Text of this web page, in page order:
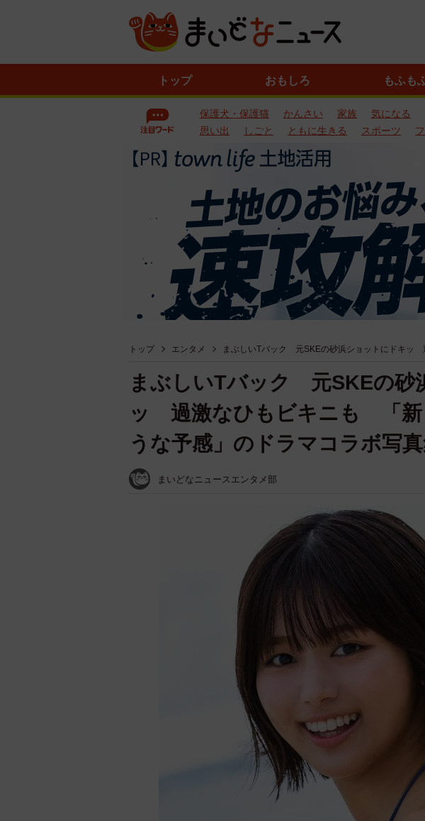
トップ おもしろ もふも
保護犬・保護猫 かんさい 家族 気になる
思い出
しごと ともに生きる スポーツ
トップ エンタメ まぶしいTバック 元SKEの砂浜ショットにドキッ
まぶしいTバック 元SKEの砂
ッ 過激なひもビキニも 「新
うな予感」のドラマコラボ写
まいどなニュースエンタメ部